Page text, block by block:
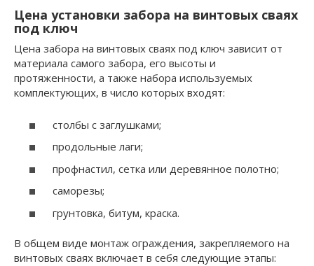
Цена установки забора на винтовых сваях
под ключ
Цена забора на винтовых сваях под ключ зависит от
материала самого забора, его высоты и
протяженности, а также набора используемых
комплектующих, в число которых входят:
столбы с заглушками;
продольные лаги;
профнастил, сетка или деревянное полотно;
саморезы;
грунтовка, битум, краска.
В общем виде монтаж ограждения, закрепляемого на
винтовых сваях включает в себя следующие этапы: